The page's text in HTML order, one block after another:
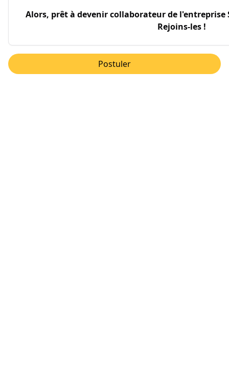
Alors, prêt à devenir collaborateur de l'entreprise
Rejoins-les !
Postuler